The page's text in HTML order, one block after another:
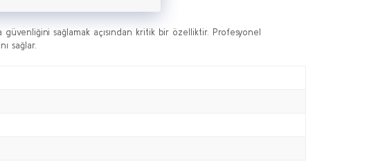
sağlamak açısından kritik bir özelliktir. Profesyonel
sağlar.